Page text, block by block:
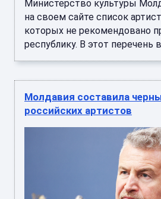
Министерство культуры
на своем сайте список
которых не рекомендовано
республику. В этот перечень в
Молдавия составила
российских артистов